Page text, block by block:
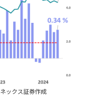
ックス証券作成